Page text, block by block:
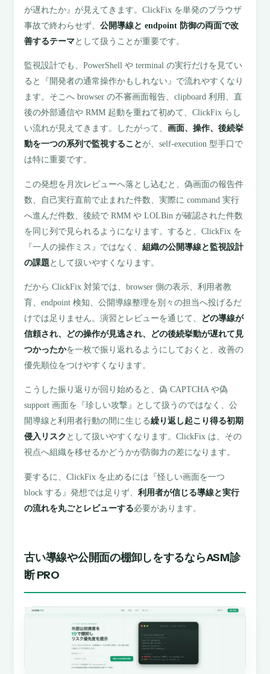
が遅れたか』が見えてきます。ClickFix を単発のブラウザ
事故で終わらせず、公開導線と endpoint 防御の両面で改
善するテーマとして扱うことが重要です。
監視設計でも、PowerShell や terminal の実行だけを見てい
ると『開発者の通常操作かもしれない』で流れやすくなり
ます。そこへ browser の不審画面報告、clipboard 利用、直
後の外部通信や RMM 起動を重ねて初めて、ClickFix らし
い流れが見えてきます。したがって、 画面、操作、後続挙
動を一つの系列で監視することが、self-execution 型手口で
は特に重要です。
この発想を月次レビューへ落とし込むと、偽画面の報告件
数、自己実行直前で止まれた件数、実際に command 実行
へ進んだ件数、後続で RMM や LOLBin が確認された件数
を同じ列で見られるようになります。すると、ClickFix を
『一人の操作ミス』ではなく、組織の公開導線と監視設計
の課題 として扱いやすくなります。
だから ClickFix 対策では、browser 側の表示、利用者教
育、endpoint 検知、公開導線整理を別々の担当へ投げるだ
けでは足りません。演習とレビューを通じて、
どの導線が
信頼され、どの操作が見逃され、どの後続挙動が遅れて見
つかったかを一枚で振り返れるようにしておくと、改善の
優先順位をつけやすくなります。
こうした振り返りが回り始めると、偽 CAPTCHA や偽
support 画面を『珍しい攻撃』として扱うのではなく、公
開導線と利用者行動の間に生じる繰り返し起こり得る初期
侵入リスク として扱いやすくなります。ClickFix は、その
視点へ組織を移せるかどうかが防御力の差になります。
要するに、ClickFix を止めるには『怪しい画面を一つ
block する』発想では足りず、利用者が信じる導線と実行
の流れを丸ごとレビューする必要があります。
古い導線や公開面の棚卸しをするならASM診
断 PRO